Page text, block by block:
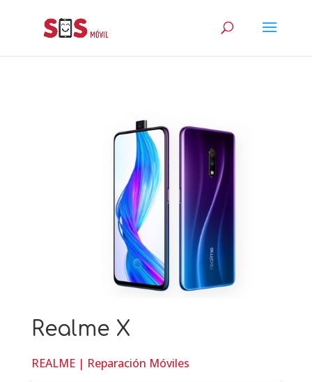
Realme X
REALME| Reparación Móviles